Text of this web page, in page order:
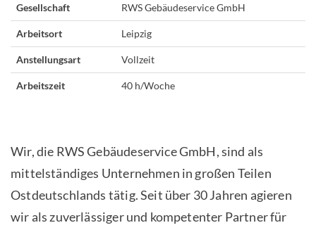
Gesellschaft RWS Gebäudeservice GmbH
Arbeitsort Leipzig
Anstellungsart Vollzeit
Arbeitszeit 40 h/Woche
Wir, die RWS Gebäudeservice GmbH, sind als
mittelständiges Unternehmen in großen Teilen
Ostdeutschlands tätig. Seit über 30 Jahren agieren
wir als zuverlässiger und kompetenter Partner für